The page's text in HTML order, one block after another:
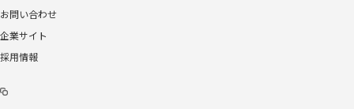
お問い合わせ
企業サイト
採用情報